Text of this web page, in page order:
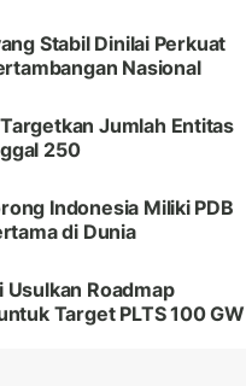
Stabil Dinilai Perkuat
Nasional
Jumlah Entitas
250
Indonesia Miliki PDB
di Dunia
Usulkan Roadmap
Target PLTS 100 GW